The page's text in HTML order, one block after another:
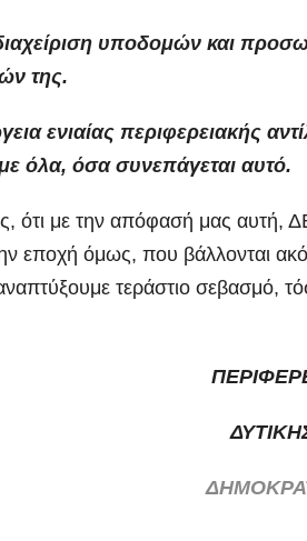
υποδομών και
της.
ενιαίας περιφερειακής
όλα, όσα συνεπάγεται αυτό.
ότι με την απόφασή μας αυτή,
εποχή όμως, που βάλλονται
τεράστιο σεβασμό,